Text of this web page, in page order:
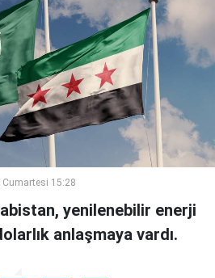
15:28
yenilenebilir enerji
anlaşmaya vardı.